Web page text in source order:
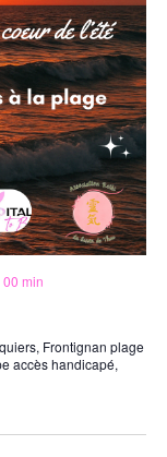
min
Frontignan plage
accès handicapé,